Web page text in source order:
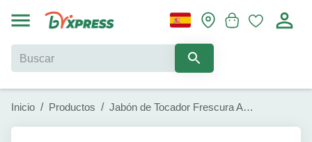
Inicio / Productos / Jabón de Tocador Frescura Antibacterial Rexona (110 g)